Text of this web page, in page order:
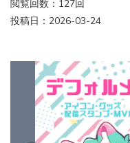
閲覧回数：127回
投稿日：2026-03-24